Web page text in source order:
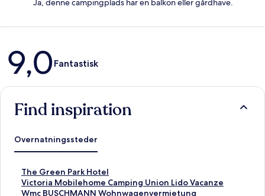
Ja, denne campingplads har en balkon eller gårdhave.
Anmeldelser
9,0Fantastisk
Find inspiration
Overnatningssteder
The Green Park Hotel
L
i
n
Victoria Mobilehome Camping Union Lido Vacanze
L
iWmc BUSCHMANN Wohnwagenvermietung
L